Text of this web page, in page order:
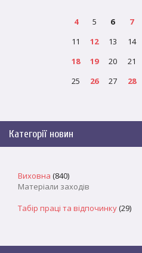
4
5 6 7
11
12 13 14
18
19 20 21
25
26 27 28
Категорії новин
Виховна (840)
Матеріали заходів
Табір праці та відпочинку(29)